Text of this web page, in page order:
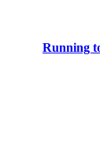
Running